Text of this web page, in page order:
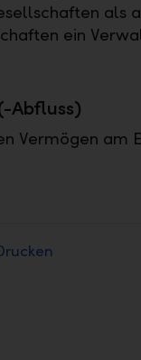
als
ein
Abfluss)
Vermögen am